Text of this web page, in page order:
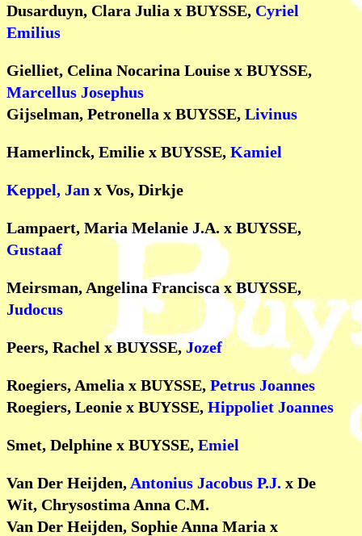
Dusarduyn, Clara Julia x BUYSSE, Cyriel
Emilius
Gielliet, Celina Nocarina Louise x BUYSSE,
Marcellus Josephus
Gijselman, Petronella x BUYSSE, Livinus
Hamerlinck, Emilie x BUYSSE, Kamiel
Keppel, Jan x Vos, Dirkje
Lampaert, Maria Melanie J.A. x BUYSSE,
Gustaaf
Meirsman, Angelina Francisca x BUYSSE,
Judocus
Peers, Rachel x BUYSSE,Jozef
Roegiers, Amelia x BUYSSE, Petrus Joannes
Roegiers, Leonie x BUYSSE, Hippoliet Joannes
Smet, Delphine x BUYSSE, Emiel
Van Der Heijden, Antonius Jacobus P.J. x De
Wit, Chrysostima Anna C.M.
Van Der Heijden, Sophie Anna Maria x